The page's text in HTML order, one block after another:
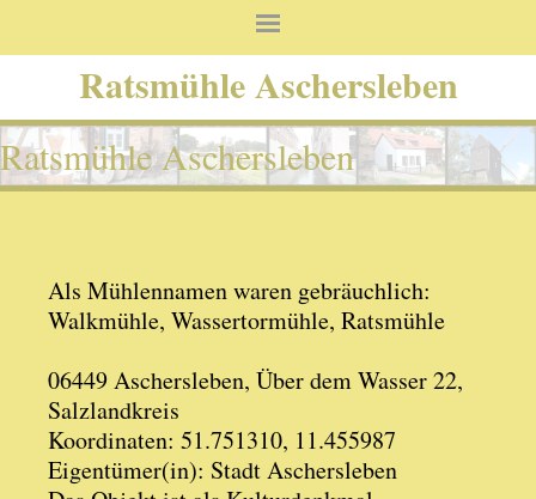
Ratsmühle Aschersleben
Ratsmühle Aschersleben
Als Mühlennamen waren gebräuchlich:
Walkmühle, Wassertormühle, Ratsmühle
06449 Aschersleben, Über dem Wasser 22,
Salzlandkreis
Koordinaten: 51.751310, 11.455987
Eigentümer(in): Stadt Aschersleben